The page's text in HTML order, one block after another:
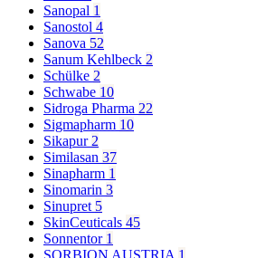
Sanopal 1
Sanostol 4
Sanova 52
Sanum Kehlbeck 2
Schülke 2
Schwabe 10
Sidroga Pharma 22
Sigmapharm 10
Sikapur2
Similasan 37
Sinapharm 1
Sinomarin 3
Sinupret 5
SkinCeuticals 45
Sonnentor 1